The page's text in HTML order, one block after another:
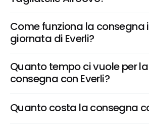
Come funziona la consegna
giornata di Everli?
Quanto tempo ci vuole per la
consegna con Everli?
Quanto costa la consegna